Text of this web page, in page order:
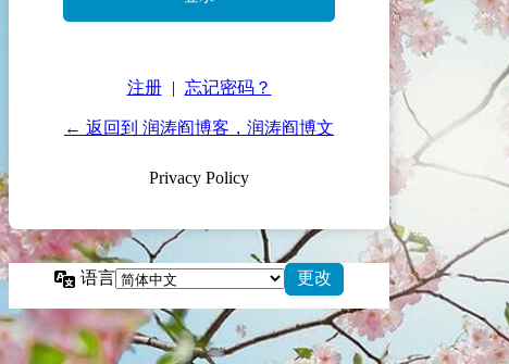
注册 | 忘记密码？
← 返回到 润涛阎博客，润涛阎博文
Privacy Policy
语言